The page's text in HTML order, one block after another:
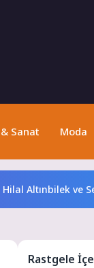
Sanat Moda
ve Serkan
Rastgele